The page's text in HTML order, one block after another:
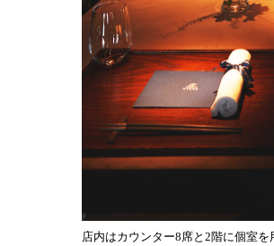
店内はカウンター8席と2階に個室